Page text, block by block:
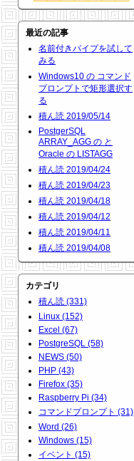
最近の記事
名前付きパイプを試して
みる
Windows10 の コマンド
プロンプトで矩形選択す
る
積ん読 2019/05/14
PostgerSQL
ARRAY_AGG の と
Oracle の LISTAGG
積ん読 2019/04/24
積ん読 2019/04/23
積ん読 2019/04/18
積ん読 2019/04/12
積ん読 2019/04/11
積ん読 2019/04/08
カテゴリ
積ん読 (331)
Linux (152)
Excel (67)
PostgreSQL (58)
NEWS (50)
PHP (43)
Firefox (35)
Raspberry Pi (34)
コマンドプロンプト (31)
Word (26)
Windows (15)
イベント (15)